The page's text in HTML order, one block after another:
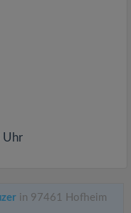
Uhr
in 97461 Hofheim